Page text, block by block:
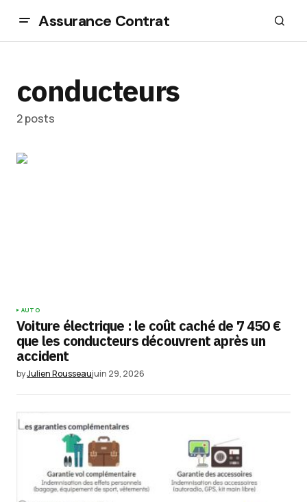
Assurance Contrat
conducteurs
2 posts
AUTO
Voiture électrique : le coût caché de 7 450 €
que les conducteurs découvrent après un
accident
byJulien Rousseaujuin 29, 2026